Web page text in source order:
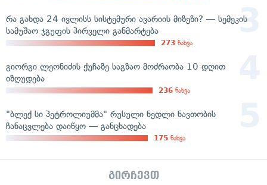
რა გახდა 24 ივლისს სისტემური ავარიის მიზეზი? — სემეკის
სამუშაო ჯგუფის პირველი განმარტება
273 ნახვა
გიორგი ლეონიძის ქუჩაზე საგზაო მოძრაობა 10 დღით
იზღუდება
236 ნახვა
"ბლექ სი პეტროლიუმმა" რუსული ნედლი ნავთობის
ჩანაცვლება დაიწყო — განცხადება
175 ნახვა
გირჩევთ